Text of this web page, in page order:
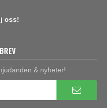
oss!
& nyheter!